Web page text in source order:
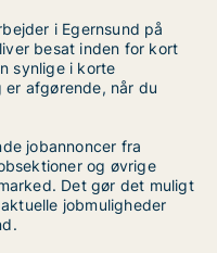
i Egernsund på
besat inden for kort
synlige i korte
afgørende, når du
jobannoncer fra
og øvrige
Det gør det muligt
jobmuligheder